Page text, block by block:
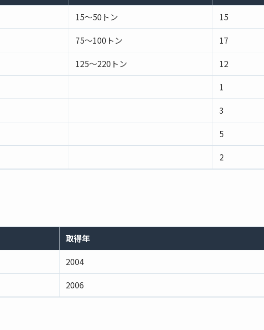
15～50トン
15
75～100トン
17
125～220トン
12
1
3
5
2
取得年
2004
2006